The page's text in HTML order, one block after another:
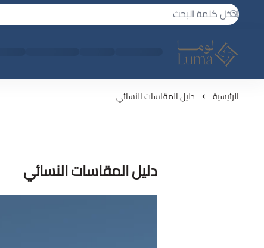
لوما - بجامه واكثر
الرئيسية دليل المقاسات النسائي
دليل المقاسات النسائي